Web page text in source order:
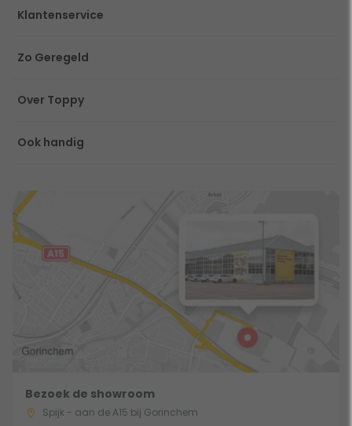
Klantenservice
Zo Geregeld
Over Toppy
Ook handig
Bezoek de showroom
Spijk - aan de A15 bij Gorinchem